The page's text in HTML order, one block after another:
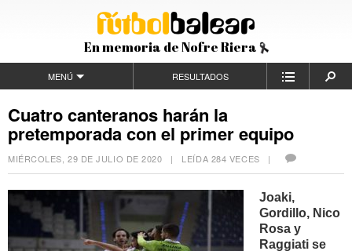
En memoria de Nofre Riera
MENÚ RESULTADOS
Cuatro canteranos harán la
pretemporada con el primer equipo
MIÉRCOLES, 29 DE JULIO DE 2020 | LEÍDA 284 VECES |
Joaki,
Gordillo, Nico
Rosa y
Raggiati se